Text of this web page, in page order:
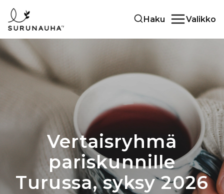
Siirry
sisältöön
Haku Valikko
Vertaisryhmä
pariskunnille
Turussa, syksy 2026